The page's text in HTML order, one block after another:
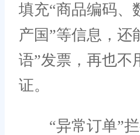
填充“商品编码、
产国”等信息，还
语”发票，再也不
证。
“异常订单”拦